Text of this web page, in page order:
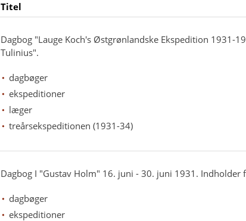
Titel
Dagbog "Lauge Koch's Østgrønlandske Ekspedition 1931-
Tulinius".
dagbøger
ekspeditioner
læger
treårsekspeditionen (1931-34)
Dagbog I "Gustav Holm" 16. juni - 30. juni 1931. Indholder
dagbøger
ekspeditioner